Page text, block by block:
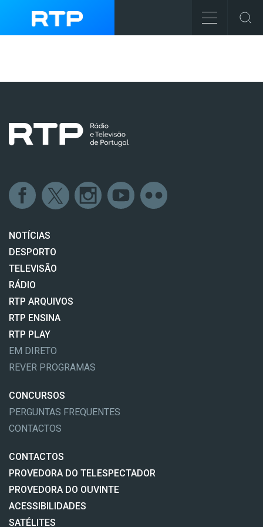
NOTÍCIAS
DESPORTO
TELEVISÃO
RÁDIO
RTP ARQUIVOS
RTP ENSINA
RTP PLAY
EM DIRETO
REVER PROGRAMAS
CONCURSOS
PERGUNTAS FREQUENTES
CONTACTOS
CONTACTOS
PROVEDORA DO TELESPECTADOR
PROVEDORA DO OUVINTE
ACESSIBILIDADES
SATÉLITES